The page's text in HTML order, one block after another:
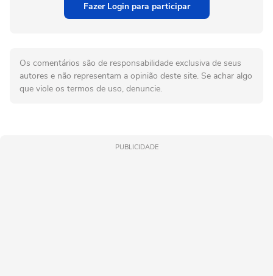
Fazer Login para participar
Os comentários são de responsabilidade exclusiva de seus
autores e não representam a opinião deste site. Se achar algo
que viole os termos de uso, denuncie.
PUBLICIDADE